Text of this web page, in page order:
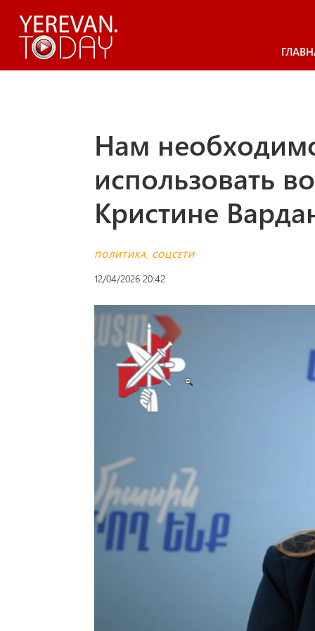
Нам
использовать
Кристине
ПОЛИТИКА, СОЦСЕТИ
12/04/2026 20:42